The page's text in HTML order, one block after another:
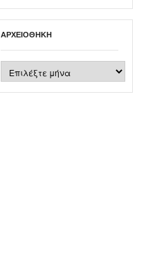
ΑΡΧΕΙΟΘΉΚΗ